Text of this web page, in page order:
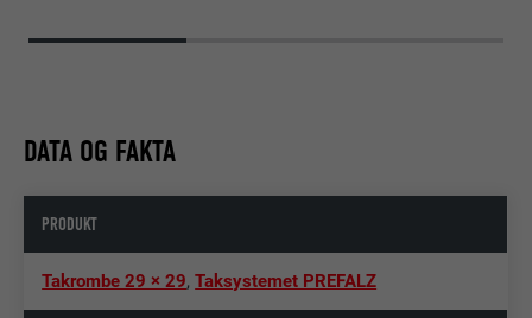
DATA OG FAKTA
PRODUKT
Takrombe 29 × 29,Taksystemet PREFALZ